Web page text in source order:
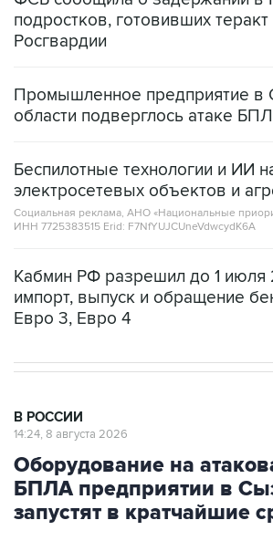
подростков, готовивших
Росгвардии
Промышленное предприятие в
области подверглось атаке
Беспилотные технологии и ИИ
электросетевых объектов и
Социальная реклама, АНО «Национальные
ИНН 7725383515 Erid: F7NfYUJCUneVdwcydK6A
Кабмин РФ разрешил до 1 июля
импорт, выпуск и обращение
Евро 3, Евро 4
В РОССИИ
14:24, 8 августа 2026
Оборудование на
БПЛА предприятии в
запустят в кратчайшие